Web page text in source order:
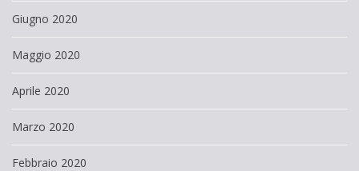
Giugno 2020
Maggio 2020
Aprile 2020
Marzo 2020
Febbraio 2020